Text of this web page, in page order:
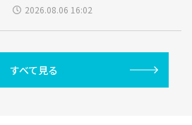
2026.08.06 16:02
すべて見る